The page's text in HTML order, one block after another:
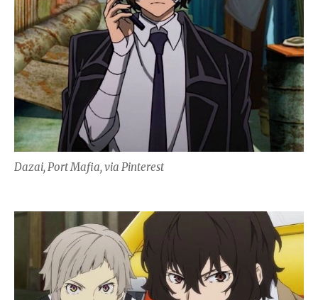
Dazai, Port Mafia, via Pinterest